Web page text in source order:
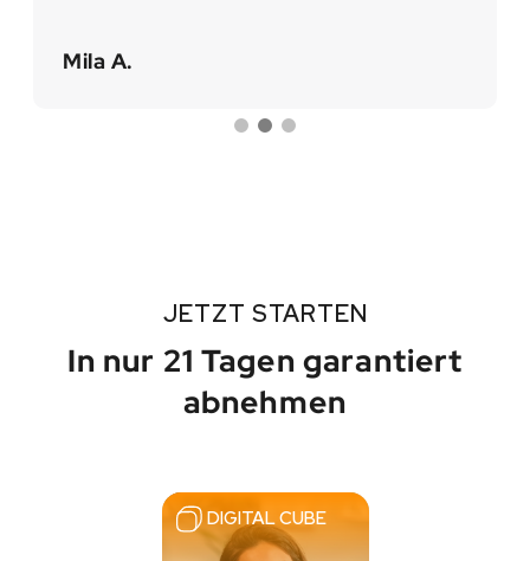
Mila A.
JETZT STARTEN
In nur 21 Tagen garantiert
abnehmen
DIGITAL CUBE